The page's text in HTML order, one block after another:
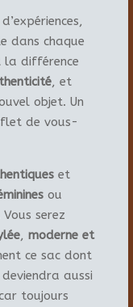
dans chaque
la différence
, et
objet. Un
de vous-
et
ou
Vous serez
, moderne et
ce sac dont
aussi
toujours